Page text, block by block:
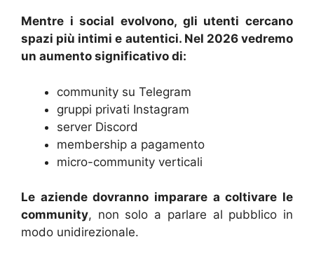
Mentre i social evolvono, gli utenti cercano
spazi più intimi e autentici. Nel 2026 vedremo
un aumento significativo di:
community su Telegram
gruppi privati Instagram
server Discord
membership a pagamento
micro-community verticali
Le aziende dovranno imparare a coltivare le
community, non solo a parlare al pubblico in
modo unidirezionale.